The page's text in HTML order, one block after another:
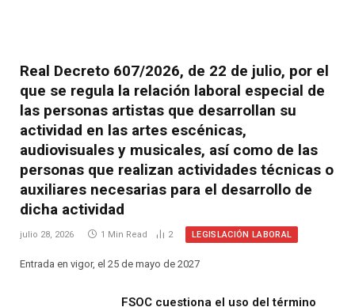
Real Decreto 607/2026, de 22 de julio, por el
que se regula la relación laboral especial de
las personas artistas que desarrollan su
actividad en las artes escénicas,
audiovisuales y musicales, así como de las
personas que realizan actividades técnicas o
auxiliares necesarias para el desarrollo de
dicha actividad
julio 28, 2026 1 Min Read 2 LEGISLACIÓN LABORAL
Entrada en vigor, el 25 de mayo de 2027
FSOC cuestiona el uso del término